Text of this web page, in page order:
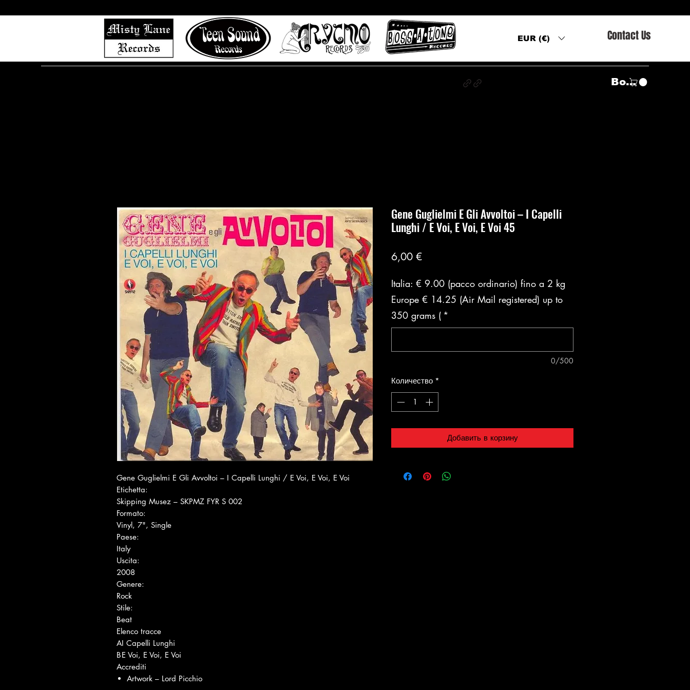
EUR (€) Contact Us
Войти
Gene Guglielmi E Gli Avvoltoi ‎– I Capelli Lunghi / E Voi, E Voi, E Voi
Etichetta:
Skipping Musez ‎– SKPMZ FYR S 002
Formato:
Vinyl, 7", Single
Paese:
Italy
Uscita:
2008
Genere:
Rock
Stile:
Beat
Elenco tracce
AI Capelli Lunghi
BE Voi, E Voi, E Voi
Accrediti
Artwork – Lord Picchio
Gene Guglielmi E Gli Avvoltoi ‎– I Capelli
Lunghi / E Voi, E Voi, E Voi 45
6,00 €Цена
Italia: € 9.00 (pacco ordinario) fino a 2 kg
Europe € 14.25 (Air Mail registered) up to
350 grams ( *
0/500
Количество *
Добавить в корзину